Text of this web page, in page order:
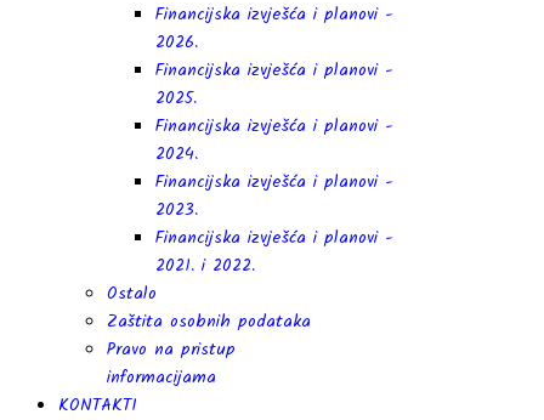
Financijska izvješća i planovi -
2026.
Financijska izvješća i planovi -
2025.
Financijska izvješća i planovi -
2024.
Financijska izvješća i planovi -
2023.
Financijska izvješća i planovi -
2021. i 2022.
Ostalo
Zaštita osobnih podataka
Pravo na pristup
informacijama
KONTAKTI